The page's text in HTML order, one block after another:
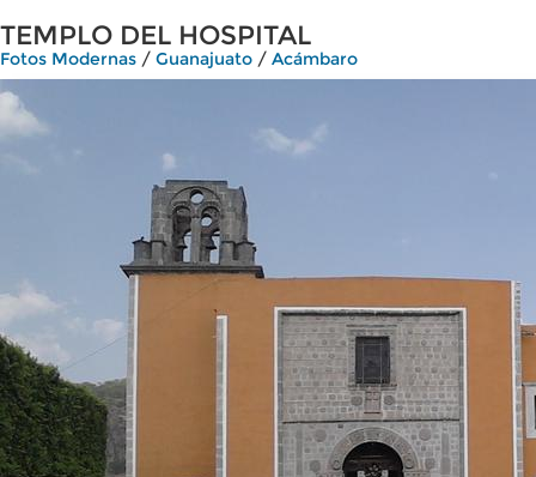
TEMPLO DEL HOSPITAL
Fotos Modernas / Guanajuato / Acámbaro